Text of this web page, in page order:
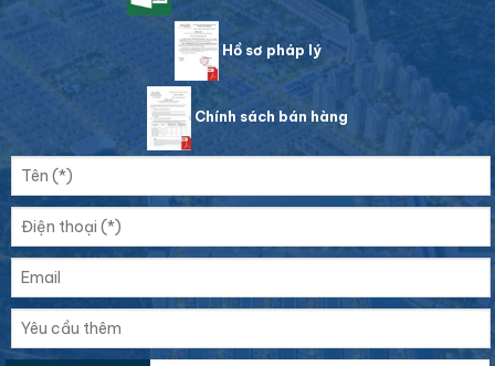
Hồ sơ pháp lý
Chính sách bán hàng